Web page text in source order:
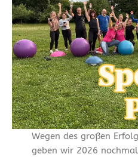
Wegen des großen
geben wir 2026